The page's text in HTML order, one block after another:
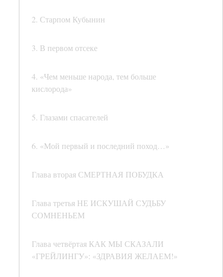
2. Старпом Кубынин
3. В первом отсеке
4. «Чем меньше народа, тем больше
кислорода»
5. Глазами спасателей
6. «Мой первый и последний поход…»
Глава вторая СМЕРТНАЯ ПОБУДКА
Глава третья НЕ ИСКУШАЙ СУДЬБУ
СОМНЕНЬЕМ
Глава четвёртая КАК МЫ СКАЗАЛИ
«ГРЕЙЛИНГУ»: «ЗДРАВИЯ ЖЕЛАЕМ!»